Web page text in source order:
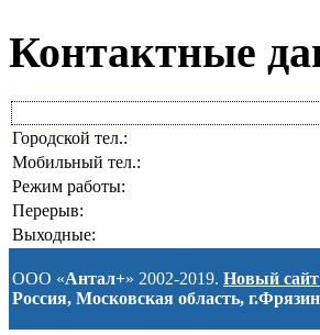
Контактные
Городской тел.:
Мобильный тел.:
Режим работы:
Перерыв:
Выходные:
ООО «Антал+» 2002-2019. Новый
Россия, Московская область,